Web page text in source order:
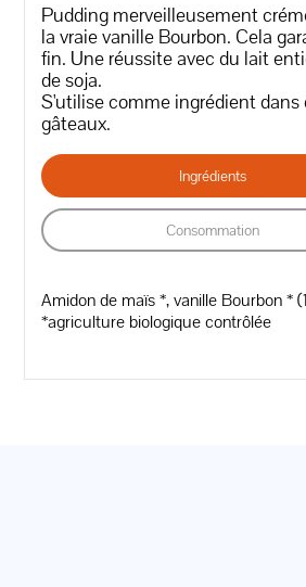
Pudding merveilleusement
la vraie vanille Bourbon. Cela
fin. Une réussite avec du lait
de soja.
S'utilise comme ingrédient dans
gâteaux.
Ingrédients
Consommation
Amidon de maïs *, vanille Bourbon *
*agriculture biologique contrôlée